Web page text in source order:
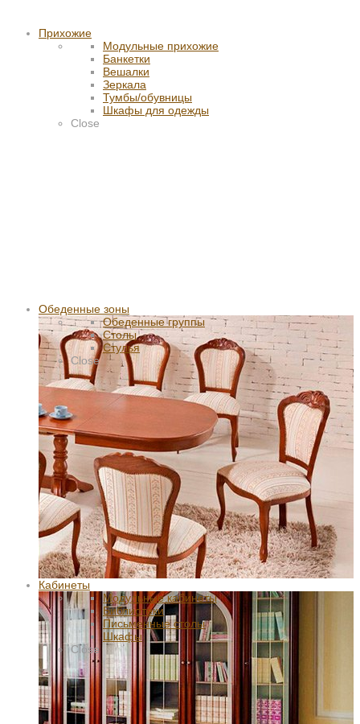
Прихожие
Модульные прихожие
Банкетки
Вешалки
Зеркала
Тумбы/обувницы
Шкафы для одежды
Close
Обеденные зоны
Обеденные группы
Столы
Стулья
Close
Кабинеты
Модульные кабинеты
Библиотеки
Письменные столы
Шкафы
Close